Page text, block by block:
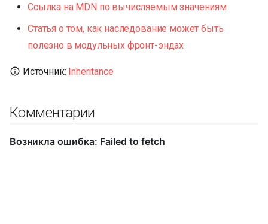
Ссылка на MDN по вычисляемым значениям
Статья о том, как наследование может быть
полезно в модульных фронт-эндах
Источник: Inheritance
Комментарии